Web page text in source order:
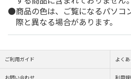
商品の色は、ご覧になるパソコ
際と異なる場合があります。
ご利用ガイド よく
お問い合わせ 利用